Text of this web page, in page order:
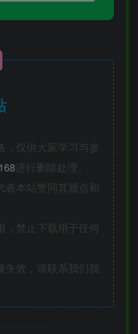
，仅供大家学习与参
进行删除处理。
本站赞同其观点和
，禁止下载用于任何
失效，请联系我们我